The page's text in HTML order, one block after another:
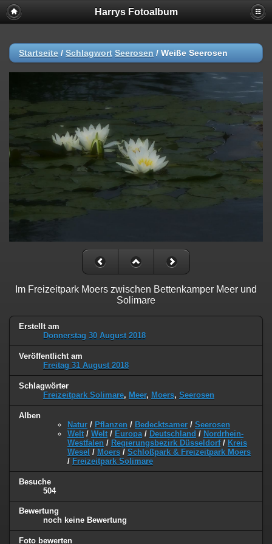
Harrys Fotoalbum
Startseite / Schlagwort Seerosen / Weiße Seerosen
Im Freizeitpark Moers zwischen Bettenkamper Meer und
Solimare
Erstellt am
Donnerstag 30 August 2018
Veröffentlicht am
Freitag 31 August 2018
Schlagwörter
Freizeitpark Solimare, Meer, Moers, Seerosen
Alben
Natur / Pflanzen / Bedecktsamer / Seerosen
Welt / Welt / Europa / Deutschland / Nordrhein-
Westfalen / Regierungsbezirk Düsseldorf/ Kreis
Wesel / Moers / Schloßpark & Freizeitpark Moers
/ Freizeitpark Solimare
Besuche
504
Bewertung
noch keine Bewertung
Foto bewerten